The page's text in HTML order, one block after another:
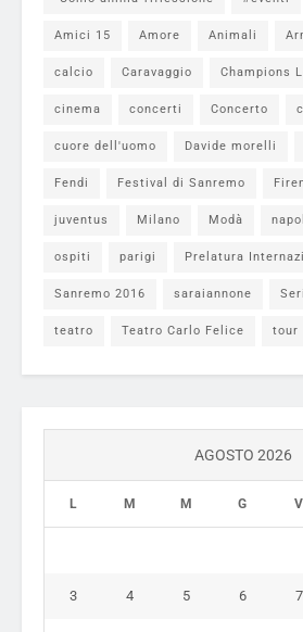
Amici 15 Amore Animali
calcio Caravaggio Champions
cinema concerti Concerto
cuore dell'uomo Davide morelli
Fendi Festival di Sanremo
juventus Milano Modà
ospiti parigi Prelatura
Sanremo 2016 saraiannone
teatro Teatro Carlo Felice tour
AGOSTO 2026
L M M G V
3 4 5 6 7